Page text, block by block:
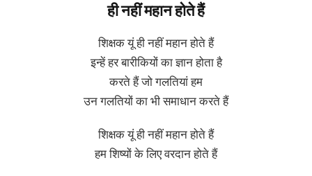
ही नहीं महान होते हैं
शिक्षक यूं ही नहीं महान होते हैं
इन्हें हर बारीकियों का ज्ञान होता है
करते हैं जो गलतियां हम
उन गलतियों का भी समाधान करते हैं
शिक्षक यूं ही नहीं महान होते हैं
हम शिष्यों के लिए वरदान होते हैं